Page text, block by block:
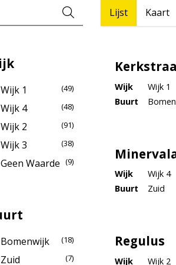
Als er
Wijk 1 (49)
Wijk 4 (48)
Wijk 2 (91)
Wijk 3 (38)
Geen Waarde (9)
Bomenwijk (18)
Zuid (7)
Lijst Kaart
Wijk
Wijk 1
Buurt
Wijk
Wijk 4
Buurt
Zuid
Regulus
Wijk
Wijk 2